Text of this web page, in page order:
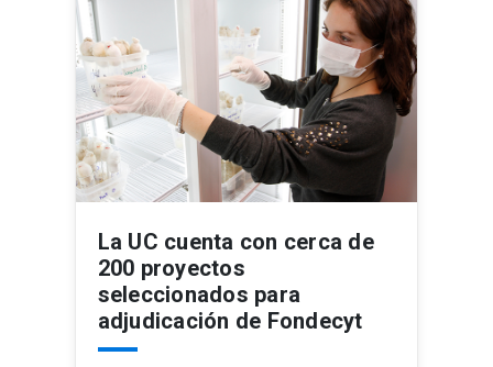
La UC cuenta con cerca de
200 proyectos
seleccionados para
adjudicación de Fondecyt